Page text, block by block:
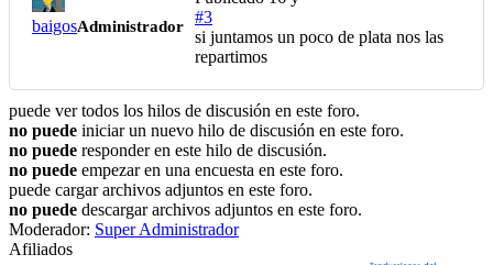
baigosAdministrador
#3
si juntamos un poco de plata nos las
repartimos
puede ver todos los hilos de discusión en este foro.
no puede iniciar un nuevo hilo de discusión en este foro.
no puede responder en este hilo de discusión.
no puede empezar en una encuesta en este foro.
puede cargar archivos adjuntos en este foro.
no puede descargar archivos adjuntos en este foro.
Moderador: Super Administrador
Afiliados